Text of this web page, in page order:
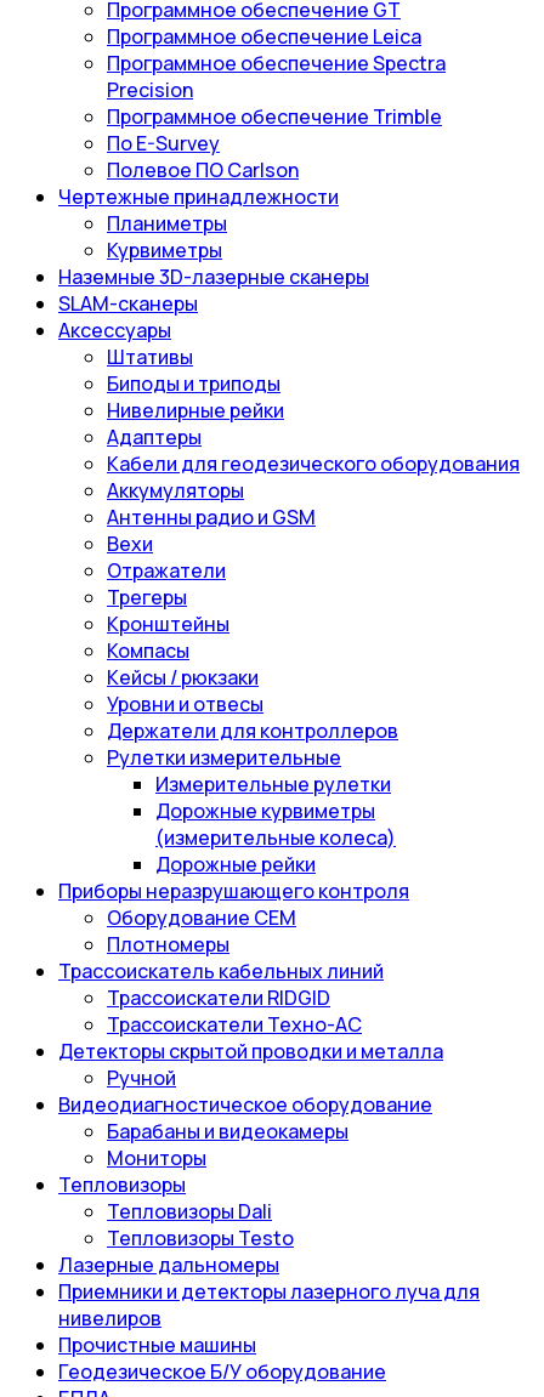
Программное обеспечение GT
Программное обеспечение Leica
Программное обеспечение Spectra
Precision
Программное обеспечение Trimble
По E-Survey
Полевое ПО Carlson
Чертежные принадлежности
Планиметры
Курвиметры
Наземные 3D-лазерные сканеры
SLAM-сканеры
Аксессуары
Штативы
Биподы и триподы
Нивелирные рейки
Адаптеры
Кабели для геодезического оборудования
Аккумуляторы
Антенны радио и GSM
Вехи
Отражатели
Трегеры
Кронштейны
Компасы
Кейсы / рюкзаки
Уровни и отвесы
Держатели для контроллеров
Рулетки измерительные
Измерительные рулетки
Дорожные курвиметры
(измерительные колеса)
Дорожные рейки
Приборы неразрушающего контроля
Оборудование CEM
Плотномеры
Трассоискатель кабельных линий
Трассоискатели RIDGID
Трассоискатели Техно-АС
Детекторы скрытой проводки и металла
Ручной
Видеодиагностическое оборудование
Барабаны и видеокамеры
Мониторы
Тепловизоры
Тепловизоры Dali
Тепловизоры Testo
Лазерные дальномеры
Приемники и детекторы лазерного луча для
нивелиров
Прочистные машины
Геодезическое Б/У оборудование